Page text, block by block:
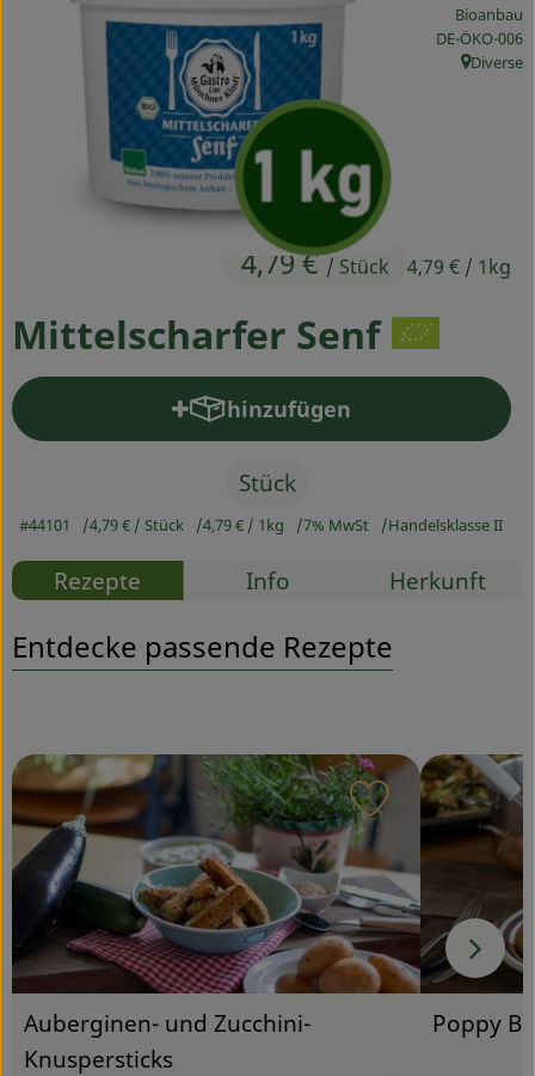
Ökokisten
Obst & Gemüse
Kühltheke
Backwaren
Drogerie
Blog & Aktuelles
Service
Mittelscharfer Senf
4,79 €/ Stück 4,79 € / 1kg
Bioanbau
,DE-ÖKO-006
, Herkunft:
Diverse
hinzufügen
Produkt zum Warenkorb
Stück
#44101 4,79 € / Stück 4,79 € / 1kg 7% MwSt Handelsklasse II
Rezepte Info Herkunft
Entdecke passende Rezepte
Auberginen- und Zucchini-
Knuspersticks
Rezept zu
Poppy